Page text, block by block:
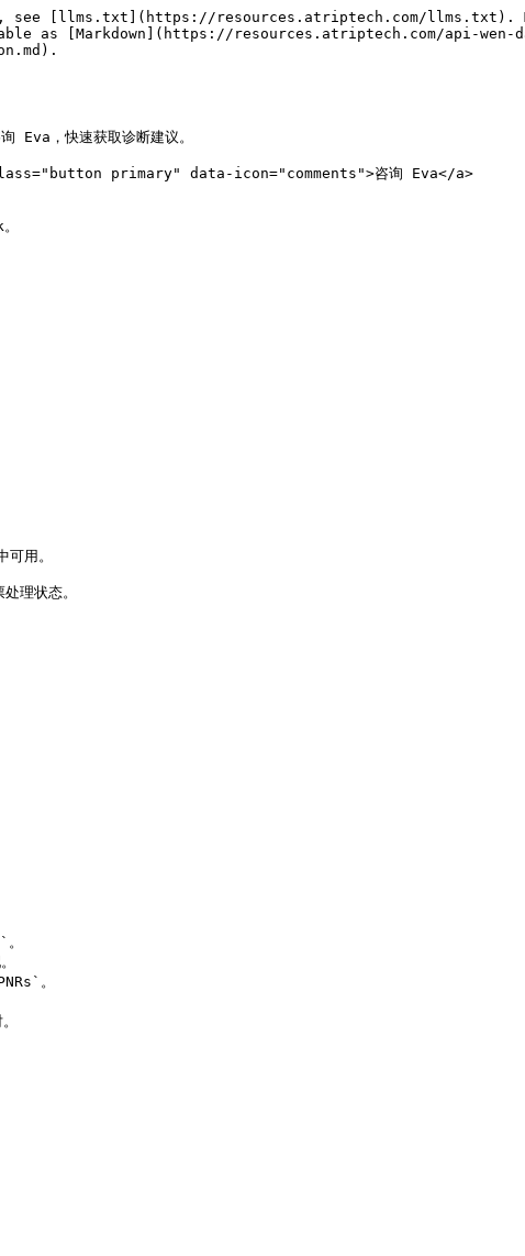
see [llms.txt](https://resources.atriptech.com/llms.txt).
as [Markdown](https://resources.atriptech.com/api-wen-
Eva，快速获取诊断建议。
primary" data-icon="comments">咨询 Eva</a>
用。
理状态。
。